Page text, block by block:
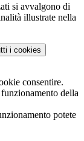
si avvalgono di
illustrate nella
i cookies
consentire.
della
potete